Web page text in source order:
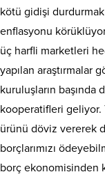
kötü gidişi
enflasyonu
üç harfli marketleri
yapılan araştırmalar
kuruluşların
kooperatifleri geliyor.
ürünü döviz vererek
borçlarımızı
borç ekonomisinden